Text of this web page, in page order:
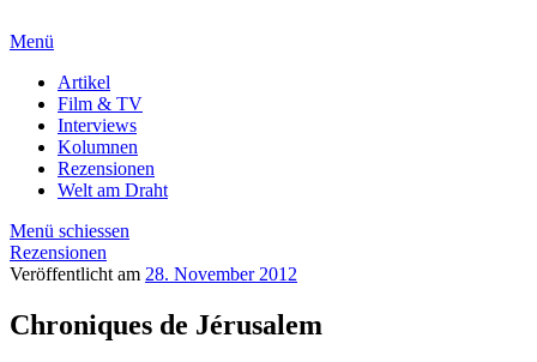
Menü
Artikel
Film & TV
Interviews
Kolumnen
Rezensionen
Welt am Draht
Menü schiessen
Rezensionen
Veröffentlicht am 28. November 2012
Chroniques de Jérusalem